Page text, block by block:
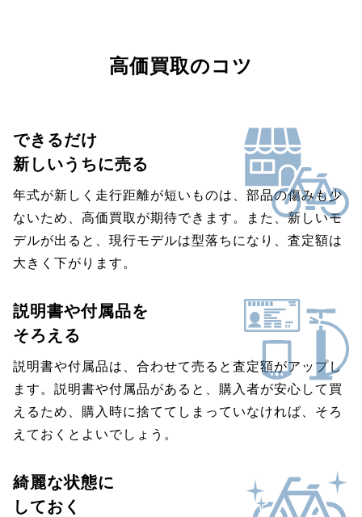
高価買取のコツ
できるだけ
新しいうちに売る
年式が新しく走行距離が短いものは、部品の傷みも少
ないため、高価買取が期待できます。また、新しいモ
デルが出ると、現行モデルは型落ちになり、査定額は
大きく下がります。
説明書や付属品を
そろえる
説明書や付属品は、合わせて売ると査定額がアップし
ます。説明書や付属品があると、購入者が安心して買
えるため、購入時に捨ててしまっていなければ、そろ
えておくとよいでしょう。
綺麗な状態に
しておく